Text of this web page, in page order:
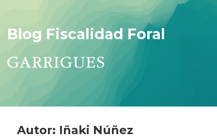
Blog Fiscalidad Foral
Autor: Iñaki Núñez